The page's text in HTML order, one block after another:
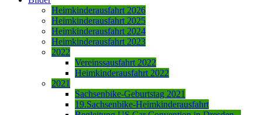
Heimkinderausfahrt 2026
Heimkinderausfahrt 2025
Heimkinderausfahrt 2024
Heimkinderausfahrt 2023
2022
Vereinssausfahrt 2022
Heimkinderausfahrt 2022
2021
Sachsenbike-Geburtstag 2021
19.Sachsenbike-Heimkinderausfahrt